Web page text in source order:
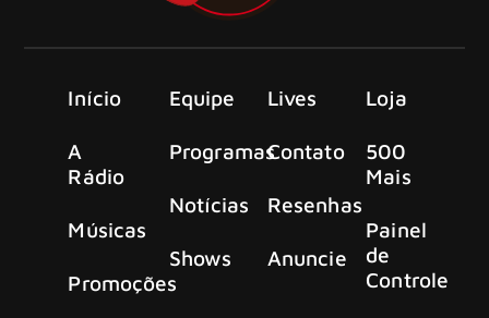
Início
A
Rádio
Músicas
Promoções
Equipe
Programas
Notícias
Shows
Lives
Contato
Resenhas
Anuncie
Loja
500
Mais
Painel
de
Controle